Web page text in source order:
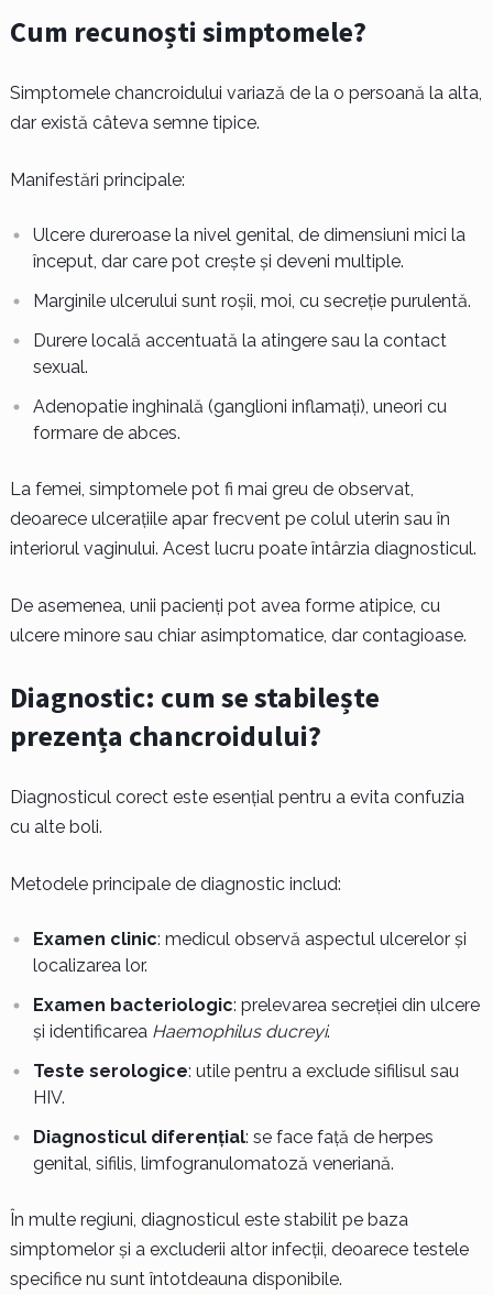
Cum recunoști simptomele?
Simptomele chancroidului variază de la o persoană la alta,
dar există câteva semne tipice.
Manifestări principale:
Ulcere dureroase la nivel genital, de dimensiuni mici la
început, dar care pot crește și deveni multiple.
Marginile ulcerului sunt roșii, moi, cu secreție purulentă.
Durere locală accentuată la atingere sau la contact
sexual.
Adenopatie inghinală (ganglioni inflamați), uneori cu
formare de abces.
La femei, simptomele pot fi mai greu de observat,
deoarece ulcerațiile apar frecvent pe colul uterin sau în
interiorul vaginului. Acest lucru poate întârzia diagnosticul.
De asemenea, unii pacienți pot avea forme atipice, cu
ulcere minore sau chiar asimptomatice, dar contagioase.
Diagnostic: cum se stabilește
prezența chancroidului?
Diagnosticul corect este esențial pentru a evita confuzia
cu alte boli.
Metodele principale de diagnostic includ:
Examen clinic: medicul observă aspectul ulcerelor și
localizarea lor.
Examen bacteriologic: prelevarea secreției din ulcere
și identificarea Haemophilus ducreyi.
Teste serologice: utile pentru a exclude sifilisul sau
HIV.
Diagnosticul diferențial: se face față de herpes
genital, sifilis, limfogranulomatoză veneriană.
În multe regiuni, diagnosticul este stabilit pe baza
simptomelor și a excluderii altor infecții, deoarece testele
specifice nu sunt întotdeauna disponibile.